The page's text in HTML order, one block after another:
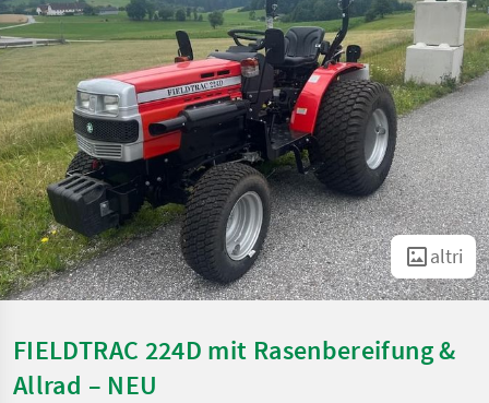
altri
FIELDTRAC 224D mit Rasenbereifung &
Allrad – NEU